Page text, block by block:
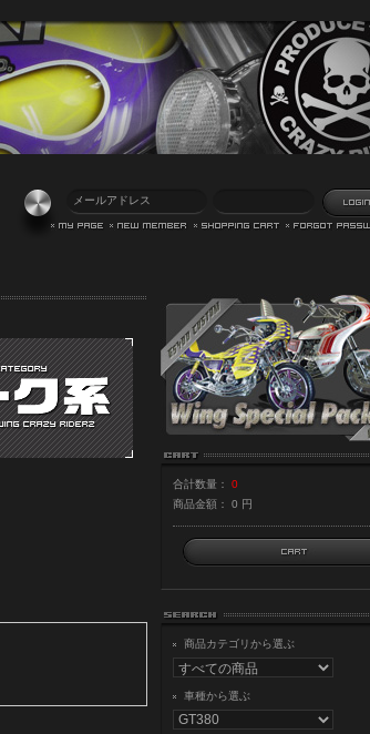
合計数量：
0
商品金額：
0 円
商品カテゴリから選ぶ
車種から選ぶ